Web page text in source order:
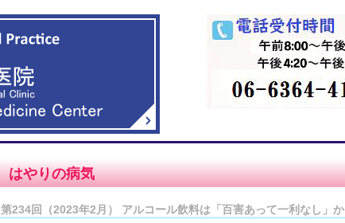
はやりの病気
第234回（2023年2月） アルコール飲料は「百害あって一利なし」か